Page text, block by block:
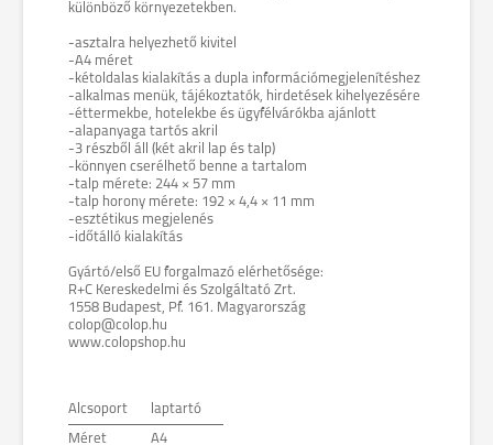
különböző környezetekben.
-asztalra helyezhető kivitel
-A4 méret
-kétoldalas kialakítás a dupla információmegjelenítéshez
-alkalmas menük, tájékoztatók, hirdetések kihelyezésére
-éttermekbe, hotelekbe és ügyfélvárókba ajánlott
-alapanyaga tartós akril
-3 részből áll (két akril lap és talp)
-könnyen cserélhető benne a tartalom
-talp mérete: 244 × 57 mm
-talp horony mérete: 192 × 4,4 × 11 mm
-esztétikus megjelenés
-időtálló kialakítás
Gyártó/első EU forgalmazó elérhetősége:
R+C Kereskedelmi és Szolgáltató Zrt.
1558 Budapest, Pf. 161. Magyarország
colop@colop.hu
www.colopshop.hu
Alcsoport laptartó
Méret A4